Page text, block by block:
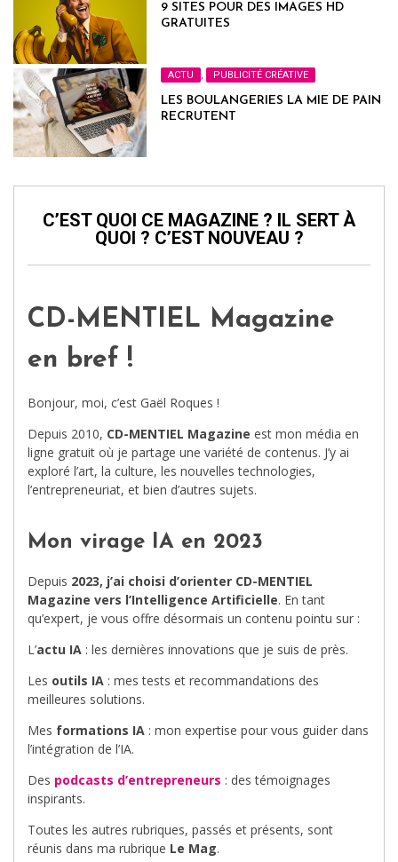
9 SITES POUR DES IMAGES HD
GRATUITES
ACTU , PUBLICITÉ CRÉATIVE
LES BOULANGERIES LA MIE DE PAIN
RECRUTENT
C’EST QUOI CE MAGAZINE ? IL SERT À
QUOI ? C’EST NOUVEAU ?
CD-MENTIEL Magazine
en bref !
Bonjour, moi, c’est Gaël Roques !
Depuis 2010, CD-MENTIEL Magazine est mon média en
ligne gratuit où je partage une variété de contenus. J’y ai
exploré l’art, la culture, les nouvelles technologies,
l’entrepreneuriat, et bien d’autres sujets.
Mon virage IA en 2023
Depuis 2023, j’ai choisi d’orienter CD-MENTIEL
Magazine vers l’Intelligence Artificielle. En tant
qu’expert, je vous offre désormais un contenu pointu sur :
L’actu IA : les dernières innovations que je suis de près.
Les outils IA : mes tests et recommandations des
meilleures solutions.
Mes formations IA : mon expertise pour vous guider dans
l’intégration de l’IA.
Des podcasts d’entrepreneurs : des témoignages
inspirants.
Toutes les autres rubriques, passés et présents, sont
réunis dans ma rubrique Le Mag.